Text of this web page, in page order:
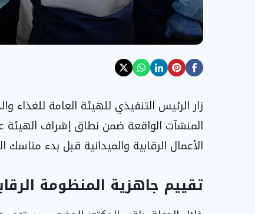
زار الرئيس التنفيذي للهيئة العامة
المنشآت الواقعة ضمن نطاق إشراف
الأعمال الرقابية والميدانية قبل بدء مناسك الحج
تقييم جاهزية المنظومة